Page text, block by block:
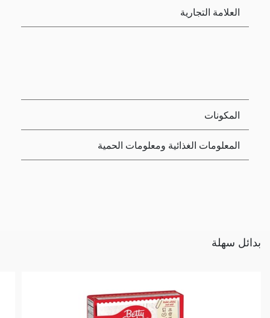
العلامة التجارية
المكونات
المعلومات الغذائية ومعلومات الحمية
بدائل سهلة